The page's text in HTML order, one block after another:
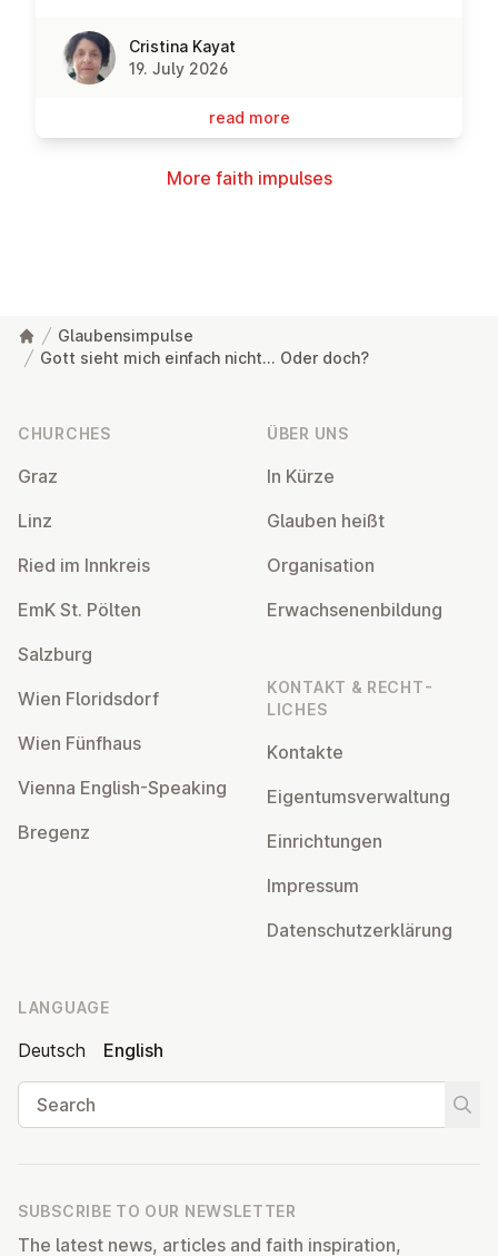
Cristina Kayat
19. July 2026
read more
More faith impulses
Glaubensimpulse
Gott sieht mich einfach nicht... Oder doch?
CHURCHES
Graz
Linz
Ried im Innkreis
EmK St. Pölten
Salzburg
Wien Flor­idsdorf
Wien Fünfhaus
Vienna English-Speaking
Bregenz
ÜBER UNS
In Kürze
Glauben heißt
Or­gan­isa­tion
Er­wach­sen­en­bildung
KONTAKT & RECHT­
LICHES
Kontakte
Ei­gentums­ver­wal­tung
Ein­rich­tun­gen
Impressum
Datens­chutzerklärung
LANGUAGE
Deutsch
English
Search
SUBSCRIBE TO OUR NEWSLETTER
The latest news, articles and faith inspiration,